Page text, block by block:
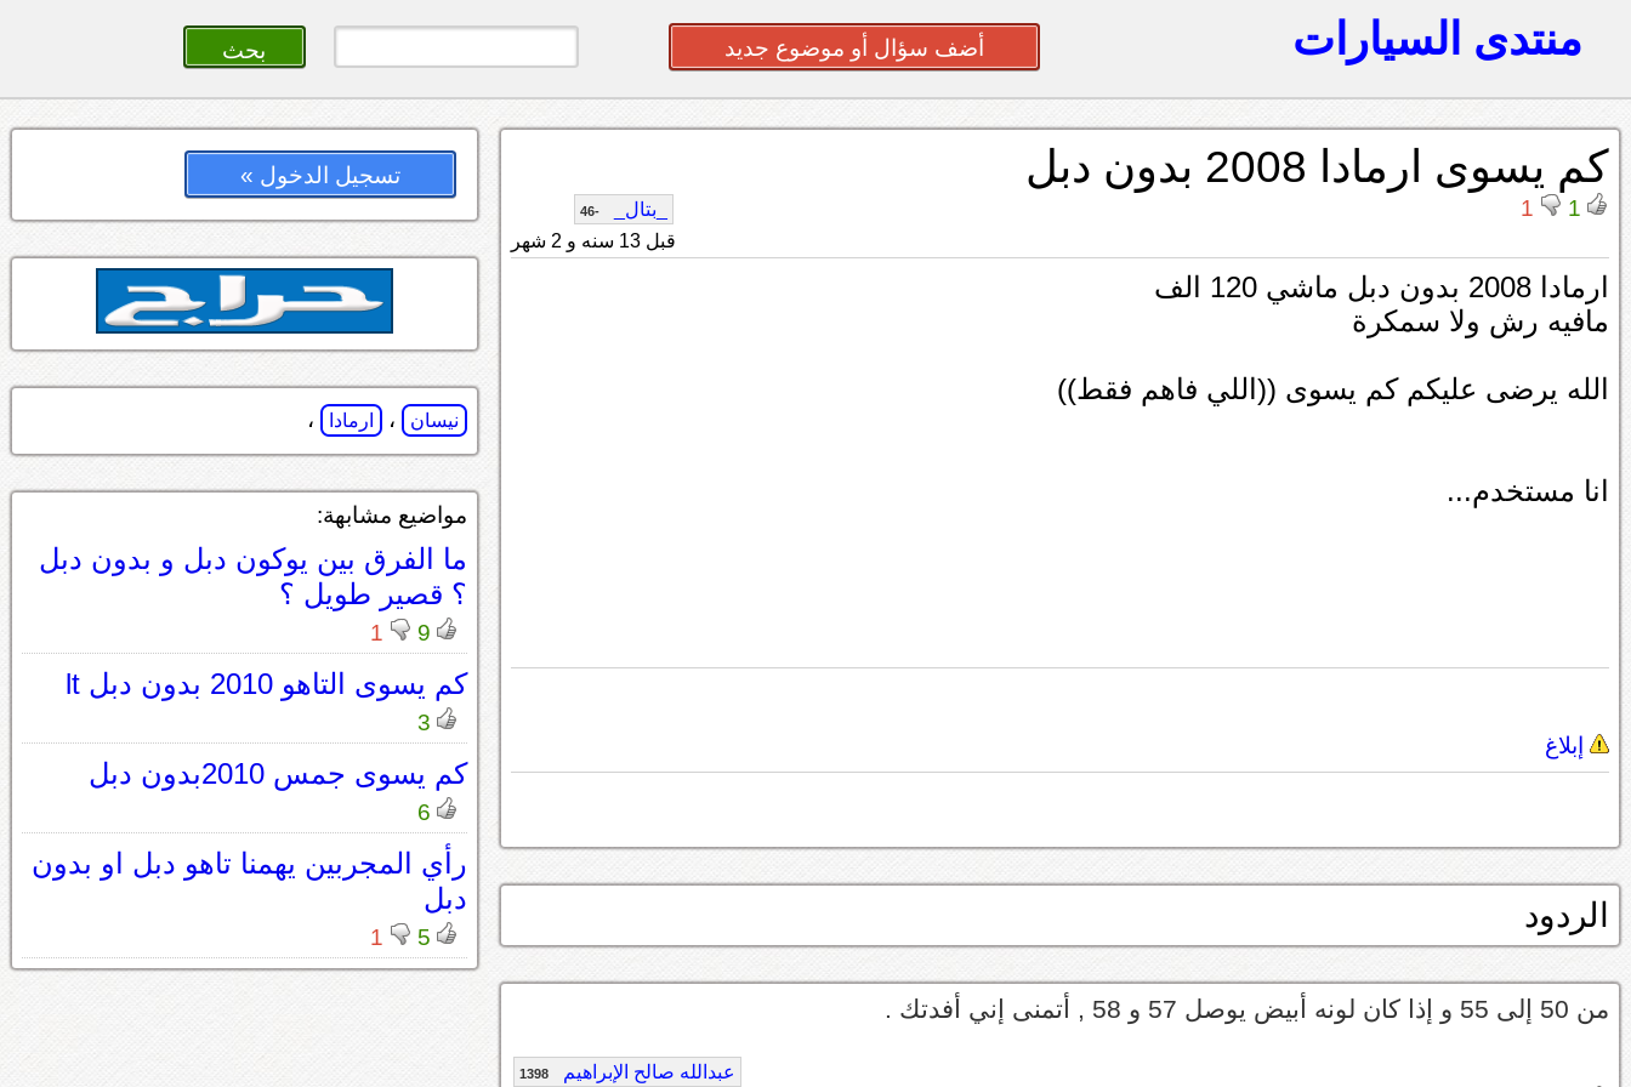
منتدى السيارات أضف سؤال أو موضوع جديد
كم يسوى ارمادا 2008 بدون دبل
1
1 _بتال_ -46
قبل 13 سنه و 2 شهر
ارمادا 2008 بدون دبل ماشي 120 الف
مافيه رش ولا سمكرة
الله يرضى عليكم كم يسوى ((اللي فاهم فقط))
انا مستخدم...
إبلاغ
الردود
من 50 إلى 55 و إذا كان لونه أبيض يوصل 57 و 58 , أتمنى إني أفدتك .
عبدالله صالح الإبراهيم 1398
تسجيل الدخول »
نيسان ، ارمادا ،
مواضيع مشابهة:
ما الفرق بين يوكون دبل و بدون دبل
؟ قصير طويل ؟
9
1
كم يسوى التاهو 2010 بدون دبل lt
3
كم يسوى جمس 2010بدون دبل
6
رأي المجربين يهمنا تاهو دبل او بدون
دبل
5
1